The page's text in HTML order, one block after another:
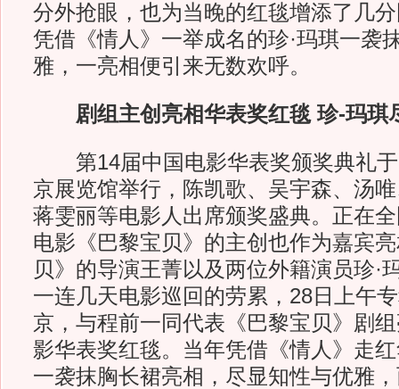
分外抢眼，也为当晚的红毯增添了几
凭借《情人》一举成名的珍·玛琪一袭
雅，一亮相便引来无数欢呼。
剧组主创亮相华表奖红毯 珍-玛琪
第14届中国电影华表奖颁奖典礼于
京展览馆举行，陈凯歌、吴宇森、汤
蒋雯丽等电影人出席颁奖盛典。正在
电影《巴黎宝贝》的主创也作为嘉宾
贝》的导演王菁以及两位外籍演员珍·
一连几天电影巡回的劳累，28日上午
京，与程前一同代表《巴黎宝贝》剧
影华表奖红毯。当年凭借《情人》走
一袭抹胸长裙亮相，尽显知性与优雅